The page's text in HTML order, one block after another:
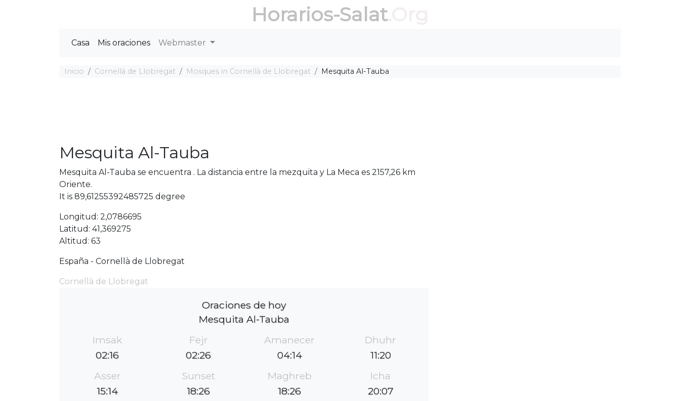
Horarios-Salat.Org
Casa Mis oraciones Webmaster
Inicio Cornellà de Llobregat Mosques in Cornellà de Llobregat Mesquita Al-Tauba
Mesquita Al-Tauba
Mesquita Al-Tauba se encuentra . La distancia entre la mezquita y La Meca es 2157,26 km
Oriente.
It is 89,61255392485725 degree
Longitud: 2,0786695
Latitud: 41,369275
Altitud: 63
España - Cornellà de Llobregat
Cornellà de Llobregat
Oraciones de hoy
Mesquita Al-Tauba
Imsak
02:16
Fejr
02:26
Amanecer
04:14
Dhuhr
11:20
Asser
15:14
Sunset
18:26
Maghreb
18:26
Icha
20:07